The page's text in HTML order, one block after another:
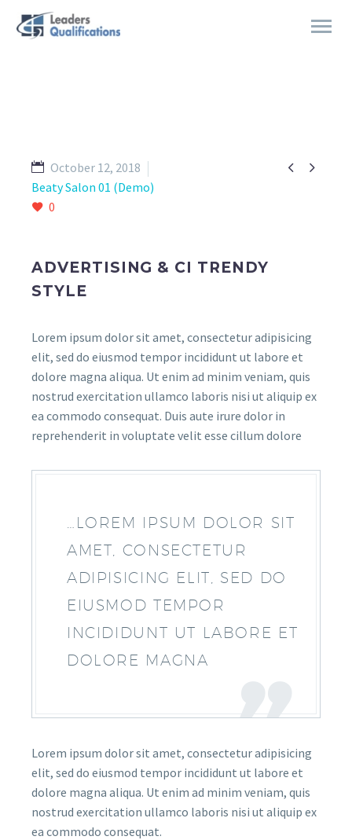
 
October 12, 2018
Beaty Salon 01 (Demo)
0
ADVERTISING & CI TRENDY
STYLE
Lorem ipsum dolor sit amet, consectetur adipisicing
elit, sed do eiusmod tempor incididunt ut labore et
dolore magna aliqua. Ut enim ad minim veniam, quis
nostrud exercitation ullamco laboris nisi ut aliquip ex
ea commodo consequat. Duis aute irure dolor in
reprehenderit in voluptate velit esse cillum dolore
…LOREM IPSUM DOLOR SIT
AMET, CONSECTETUR
ADIPISICING ELIT, SED DO
EIUSMOD TEMPOR
INCIDIDUNT UT LABORE ET
DOLORE MAGNA
Lorem ipsum dolor sit amet, consectetur adipisicing
elit, sed do eiusmod tempor incididunt ut labore et
dolore magna aliqua. Ut enim ad minim veniam, quis
nostrud exercitation ullamco laboris nisi ut aliquip ex
ea commodo consequat.